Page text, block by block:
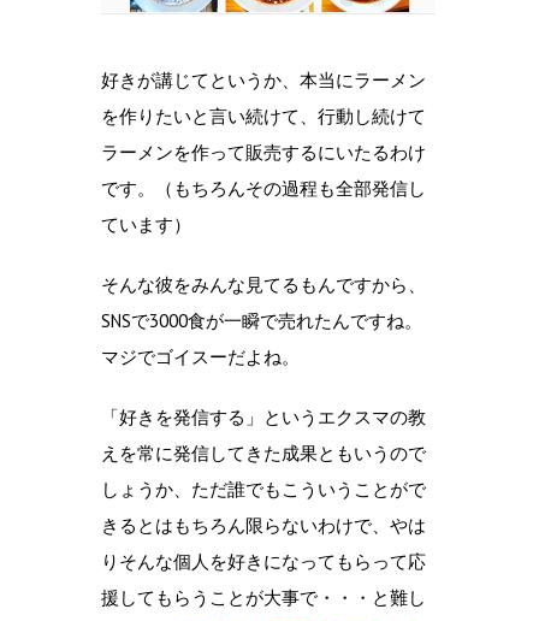
好きが講じてというか、本当にラーメン
を作りたいと言い続けて、行動し続けて
ラーメンを作って販売するにいたるわけ
です。（もちろんその過程も全部発信し
ています）
そんな彼をみんな見てるもんですから、
SNSで3000食が一瞬で売れたんですね。
マジでゴイスーだよね。
「好きを発信する」というエクスマの教
えを常に発信してきた成果ともいうので
しょうか、ただ誰でもこういうことがで
きるとはもちろん限らないわけで、やは
りそんな個人を好きになってもらって応
援してもらうことが大事で・・・と難し